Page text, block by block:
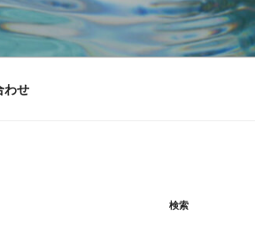
わせ
検索